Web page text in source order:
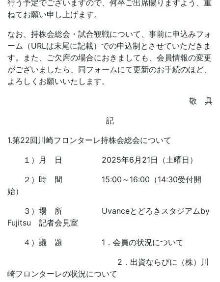
行う予定でございますので、何卒ご出席賜りますよう、重
ねてお願い申し上げます。
なお、持株会総会・試合観戦について、事前に申込みフォ
ーム（URLは末尾に記載）での申込制とさせていただきま
す。また、ご欠席の場合におきましても、会員情報の変更
がございましたら、同フォームにて更新のお手続のほど、
よろしくお願いいたします。
敬 具
記
1.第22回川崎フロンターレ持株会総会について
１）月 日 2025年6月21日（土曜日）
２）時 間 15:00～16:00（14:30受付開
始）
３）場 所
Uvanceとどろきスタジアムby
Fujitsu 記者会見室
４）議 題 1．会員の状況について
2．出資ならびに（株）川
崎フロンターレの状況について